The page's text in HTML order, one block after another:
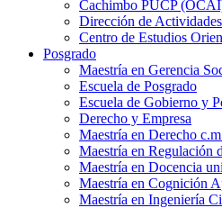
Cachimbo PUCP
Dirección de
Centro de Estudios
Posgrado
Maestría en Gerencia
Escuela de Posgrado
Escuela de Gobierno y
Derecho y Empresa
Maestría en Derecho
Maestría en Regulación
Maestría en Docencia
Maestría en Cognición
Maestría en Ingeniería